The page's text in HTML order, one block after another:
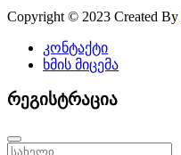
Copyright © 2023 Created By
კონტაქტი
ხმის მიცემა
რეგისტრაცია